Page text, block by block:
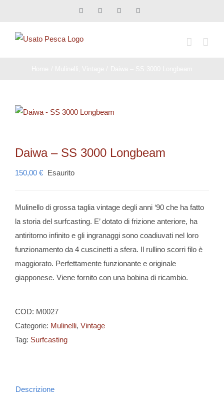
contenuto
Facebook Instagram
Daiwa – SS 3000 Longbeam
150,00 € Esaurito
Mulinello di grossa taglia vintage degli anni ‘90 che ha fatto
la storia del surfcasting. E’ dotato di frizione anteriore, ha
antiritorno infinito e gli ingranaggi sono coadiuvati nel loro
funzionamento da 4 cuscinetti a sfera. Il rullino scorri filo è
maggiorato. Perfettamente funzionante e originale
giapponese. Viene fornito con una bobina di ricambio.
COD: M0027
Categorie: Mulinelli, Vintage
Tag: Surfcasting
Descrizione